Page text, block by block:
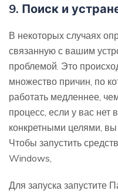
9. Поиск и
В некоторых случаях
связанную с вашим
проблемой. Это
множество причин, по
работать медленнее,
процесс, если у вас нет
конкретными целями,
Чтобы запустить
Windows,
Для запуска запустите